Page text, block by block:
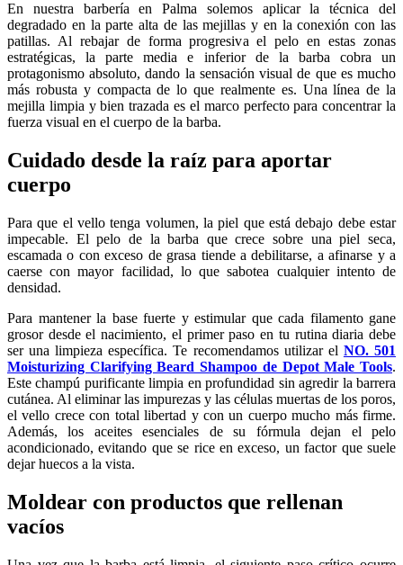
En nuestra barbería en Palma solemos aplicar la técnica del
degradado en la parte alta de las mejillas y en la conexión con las
patillas. Al rebajar de forma progresiva el pelo en estas zonas
estratégicas, la parte media e inferior de la barba cobra un
protagonismo absoluto, dando la sensación visual de que es mucho
más robusta y compacta de lo que realmente es. Una línea de la
mejilla limpia y bien trazada es el marco perfecto para concentrar la
fuerza visual en el cuerpo de la barba.
Cuidado desde la raíz para aportar
cuerpo
Para que el vello tenga volumen, la piel que está debajo debe estar
impecable. El pelo de la barba que crece sobre una piel seca,
escamada o con exceso de grasa tiende a debilitarse, a afinarse y a
caerse con mayor facilidad, lo que sabotea cualquier intento de
densidad.
Para mantener la base fuerte y estimular que cada filamento gane
grosor desde el nacimiento, el primer paso en tu rutina diaria debe
ser una limpieza específica. Te recomendamos utilizar el NO. 501
Moisturizing Clarifying Beard Shampoo de Depot Male Tools.
Este champú purificante limpia en profundidad sin agredir la barrera
cutánea. Al eliminar las impurezas y las células muertas de los poros,
el vello crece con total libertad y con un cuerpo mucho más firme.
Además, los aceites esenciales de su fórmula dejan el pelo
acondicionado, evitando que se rice en exceso, un factor que suele
dejar huecos a la vista.
Moldear con productos que rellenan
vacíos